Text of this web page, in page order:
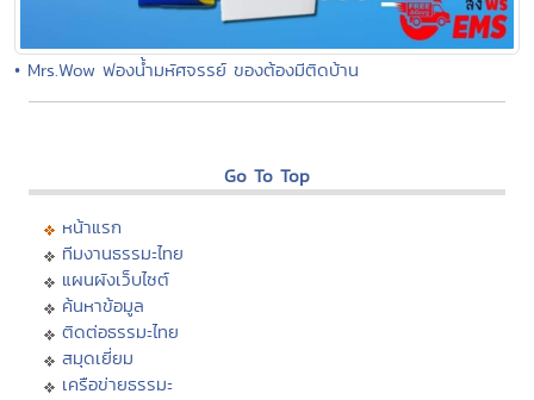
• Mrs.Wow ฟองน้ำมหัศจรรย์ ของต้องมีติดบ้าน
Go To Top
หน้าแรก
ทีมงานธรรมะไทย
แผนผังเว็บไซต์
ค้นหาข้อมูล
ติดต่อธรรมะไทย
สมุดเยี่ยม
เครือข่ายธรรมะ